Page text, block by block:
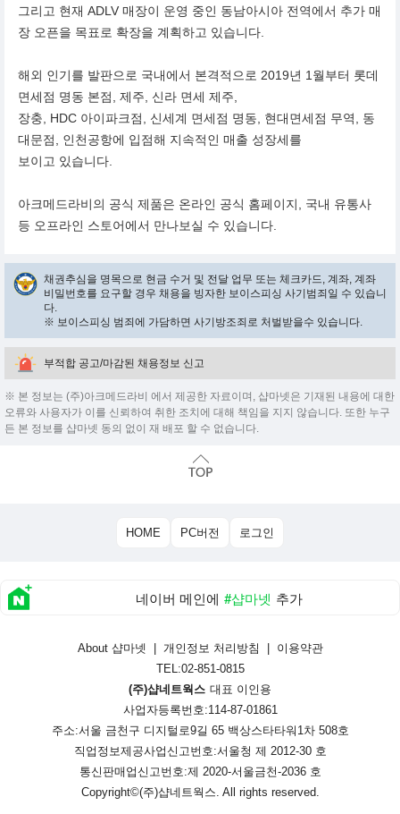
그리고 현재 ADLV 매장이 운영 중인 동남아시아 전역에서 추가 매
장 오픈을 목표로 확장을 계획하고 있습니다.
해외 인기를 발판으로 국내에서 본격적으로 2019년 1월부터 롯데
면세점 명동 본점, 제주, 신라 면세 제주,
장충, HDC 아이파크점, 신세계 면세점 명동, 현대면세점 무역, 동
대문점, 인천공항에 입점해 지속적인 매출 성장세를
보이고 있습니다.
아크메드라비의 공식 제품은 온라인 공식 홈페이지, 국내 유통사
등 오프라인 스토어에서 만나보실 수 있습니다.
채권추심을 명목으로 현금 수거 및 전달 업무 또는 체크카드, 계좌, 계좌
비밀번호를 요구할 경우 채용을 빙자한 보이스피싱 사기범죄일 수 있습니
다.
※ 보이스피싱 범죄에 가담하면 사기방조죄로 처벌받을수 있습니다.
부적합 공고/마감된 채용정보 신고
※ 본 정보는 (주)아크메드라비 에서 제공한 자료이며, 샵마넷은 기재된 내용에 대한
오류와 사용자가 이를 신뢰하여 취한 조치에 대해 책임을 지지 않습니다. 또한 누구
든 본 정보를 샵마넷 동의 없이 재 배포 할 수 없습니다.
HOME PC버전 로그인
네이버 메인에 #샵마넷 추가
About 샵마넷 개인정보 처리방침
이용약관
TEL:02-851-0815
(주)샵네트웍스 대표 이인용
사업자등록번호:114-87-01861
주소:서울 금천구 디지털로9길 65 백상스타타워1차 508호
직업정보제공사업신고번호:서울청 제 2012-30 호
통신판매업신고번호:제 2020-서울금천-2036 호
Copyright©(주)샵네트웍스. All rights reserved.